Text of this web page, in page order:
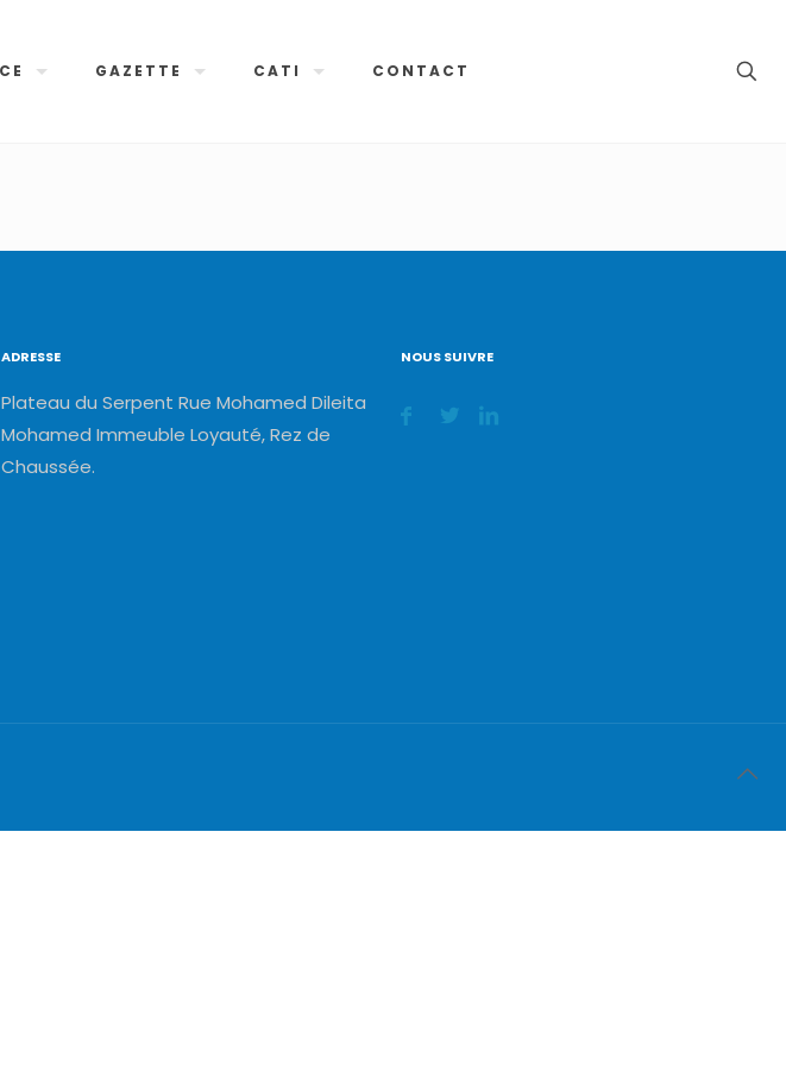
GAZETTE CATI CONTACT
ADRESSE
Plateau du Serpent Rue Mohamed Dileita
Mohamed Immeuble Loyauté, Rez de
Chaussée.
NOUS SUIVRE